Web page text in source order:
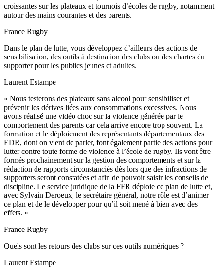
croissantes sur les plateaux et tournois d’écoles de rugby, notamment
autour des mains courantes et des parents.
France Rugby
Dans le plan de lutte, vous développez d’ailleurs des actions de
sensibilisation, des outils à destination des clubs ou des chartes du
supporter pour les publics jeunes et adultes.
Laurent Estampe
« Nous testerons des plateaux sans alcool pour sensibiliser et
prévenir les dérives liées aux consommations excessives. Nous
avons réalisé une vidéo choc sur la violence générée par le
comportement des parents car cela arrive encore trop souvent. La
formation et le déploiement des représentants départementaux des
EDR, dont on vient de parler, font également partie des actions pour
lutter contre toute forme de violence à l’école de rugby. Ils vont être
formés prochainement sur la gestion des comportements et sur la
rédaction de rapports circonstanciés dès lors que des infractions de
supporters seront constatées et afin de pouvoir saisir les conseils de
discipline. Le service juridique de la FFR déploie ce plan de lutte et,
avec Sylvain Deroeux, le secrétaire général, notre rôle est d’animer
ce plan et de le développer pour qu’il soit mené à bien avec des
effets. »
France Rugby
Quels sont les retours des clubs sur ces outils numériques ?
Laurent Estampe